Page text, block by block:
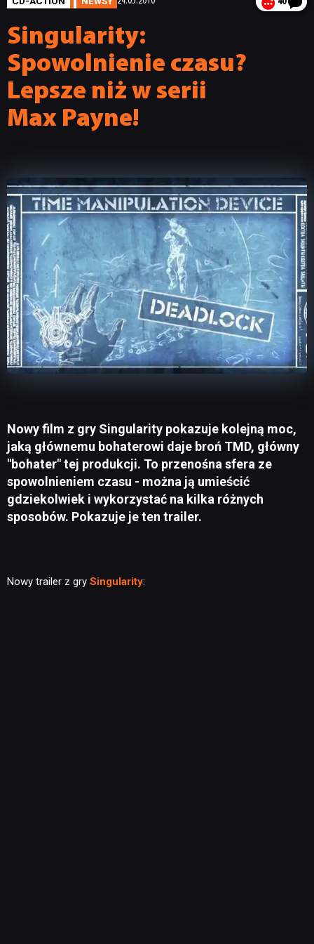
Singularity:
Spowolnienie czasu?
Lepsze niż w serii
Max Payne!
Nowy film z gry Singularity pokazuje kolejną moc,
jaką głównemu bohaterowi daje broń TMD, główny
"bohater" tej produkcji. To przenośna sfera ze
spowolnieniem czasu - można ją umieścić
gdziekolwiek i wykorzystać na kilka różnych
sposobów. Pokazuje je ten trailer.
Nowy trailer z gry Singularity: